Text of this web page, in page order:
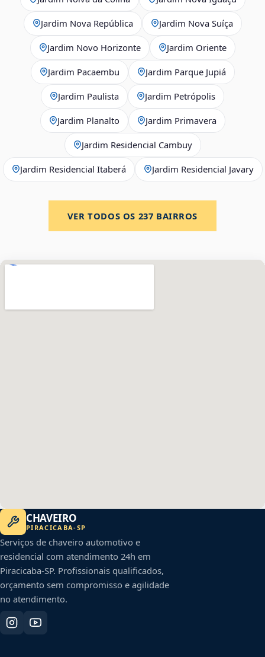
Jardim Nova República Jardim Nova Suíça
Jardim Novo Horizonte Jardim Oriente
Jardim Pacaembu Jardim Parque Jupiá
Jardim Paulista Jardim Petrópolis
Jardim Planalto Jardim Primavera
Jardim Residencial Cambuy
Jardim Residencial Itaberá Jardim Residencial Javary
VER TODOS OS 237 BAIRROS
CHAVEIRO
PIRACICABA-SP
Serviços de chaveiro automotivo e
residencial com atendimento 24h em
Piracicaba-SP. Profissionais qualificados,
orçamento sem compromisso e agilidade
no atendimento.